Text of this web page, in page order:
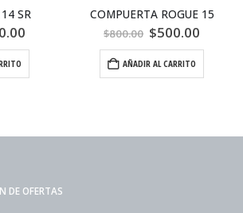
SR COMPUERTA ROGUE 15
$800.00 $500.00
AÑADIR AL CARRITO
DE OFERTAS